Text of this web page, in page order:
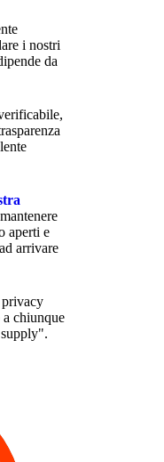
i nostri
da
aperti e
arrivare
a chiunque